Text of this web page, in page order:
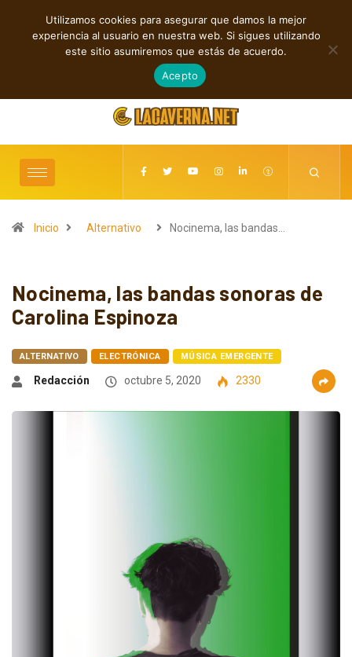
TENDENCIAS
Cuatro canciones sobre
canciones entre pop, indie rock y electrónica
agosto 10, 2026
Inicio Alternativo Nocinema, las bandas…
Nocinema, las bandas sonoras de
Carolina Espinoza
ALTERNATIVO ELECTRÓNICA MÚSICA EMERGENTE
Redacción octubre 5, 2020 2330
Utilizamos cookies para asegurar que damos la mejor
experiencia al usuario en nuestra web. Si sigues utilizando
este sitio asumiremos que estás de acuerdo.
Acepto